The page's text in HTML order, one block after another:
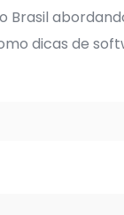
Brasil
dicas de